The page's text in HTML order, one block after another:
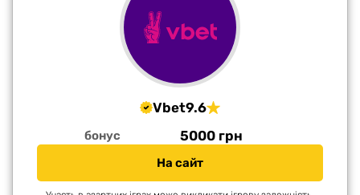
Vbet9.6
бонус 5000 грн
На сайт